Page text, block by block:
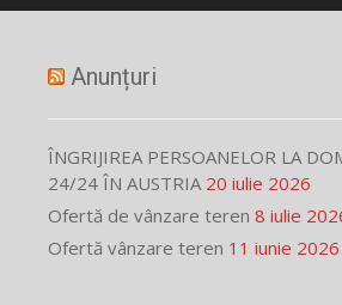
Anunțuri
ÎNGRIJIREA PERSOANELOR LA
24/24 ÎN AUSTRIA 20 iulie 2026
Ofertă de vânzare teren 8 iulie
Ofertă vânzare teren 11 iunie 2026